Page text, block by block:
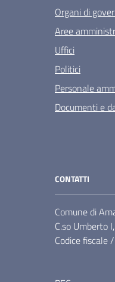
Organi di
Aree
Uffici
Politici
Personale
Documenti e
CONTATTI
Comune di
C.so Umberto
Codice fiscale